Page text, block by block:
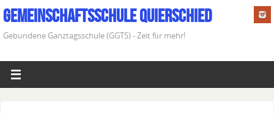
Gemeinschaftsschule Quierschied
Gebundene Ganztagsschule (GGTS) - Zeit für mehr!